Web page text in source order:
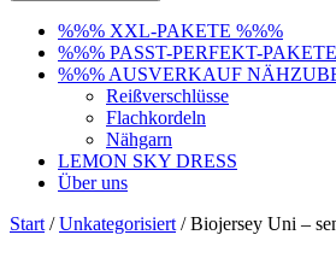
%%% XXL-PAKETE %%%
%%% PASST-PERFEKT-
%%% AUSVERKAUF
Reißverschlüsse
Flachkordeln
Nähgarn
LEMON SKY DRESS
Über uns
Start /Unkategorisiert / Biojersey Uni –